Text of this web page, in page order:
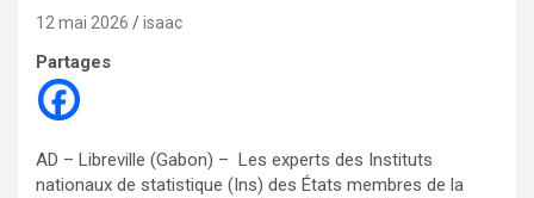
12 mai 2026 isaac
Partages
AD – Libreville (Gabon) – Les experts des Instituts
nationaux de statistique (Ins) des États membres de la